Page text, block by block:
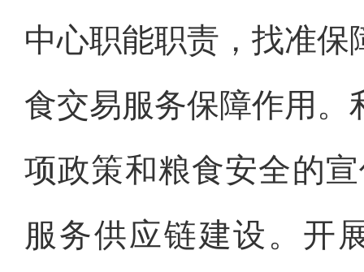
中心职能职责，找准
食交易服务保障作用
项政策和粮食安全的
服务供应链建设。开